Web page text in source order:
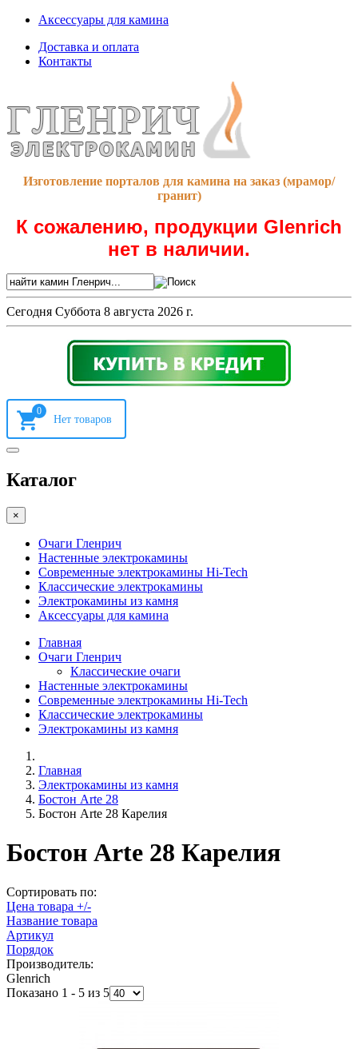
Аксессуары для камина
Доставка и оплата
Контакты
Изготовление порталов для камина на заказ (мрамор/
гранит)
К сожалению, продукции Glenrich
нет в наличии.
Сегодня Суббота 8 августа 2026 г.
0
Каталог
×
Очаги Гленрич
Настенные электрокамины
Современные электрокамины Hi-Tech
Классические электрокамины
Электрокамины из камня
Аксессуары для камина
Главная
Очаги Гленрич
Классические очаги
Настенные электрокамины
Современные электрокамины Hi-Tech
Классические электрокамины
Электрокамины из камня
Главная
Электрокамины из камня
Бостон Arte 28
Бостон Arte 28 Карелия
Бостон Arte 28 Карелия
Сортировать по:
Цена товара +/-
Название товара
Артикул
Порядок
Производитель:
Glenrich
Показано 1 - 5 из 5